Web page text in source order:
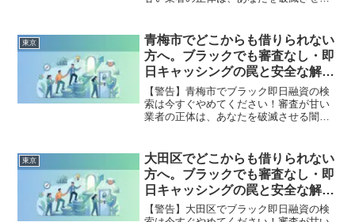
東久留米市で違法業者を避け、借金地獄
から抜け出した方々の実体験と確実な解
決策を完全公開。
東京
青梅市でどこからも借りられない
方へ。ブラックでも審査なし・即
日キャッシングの罠と安全な解決
策
【警告】青梅市でブラック即日融資の検
索は今すぐやめてください！審査が甘い
業者の正体は、あなたを破滅させる闇金
市で違法業者を避け、借金地獄から抜け
出した方々の実体験と確実な解決策を完
全公開。
東京
大田区でどこからも借りられない
方へ。ブラックでも審査なし・即
日キャッシングの罠と安全な解決
策
【警告】大田区でブラック即日融資の検